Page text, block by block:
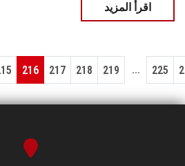
اقرأ المزيد
216 217 218 219 ... 225